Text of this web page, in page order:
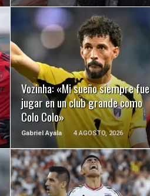
Vozinha: «Mi sueño siempre fue
jugar en un club grande como
Colo Colo»
Gabriel Ayala 4 AGOSTO, 2026
LEER MÁS